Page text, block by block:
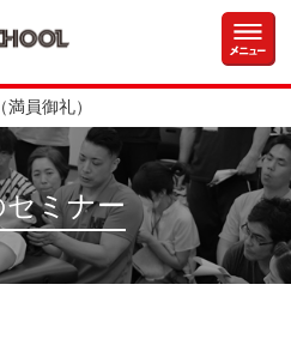
員御礼）
ミナー